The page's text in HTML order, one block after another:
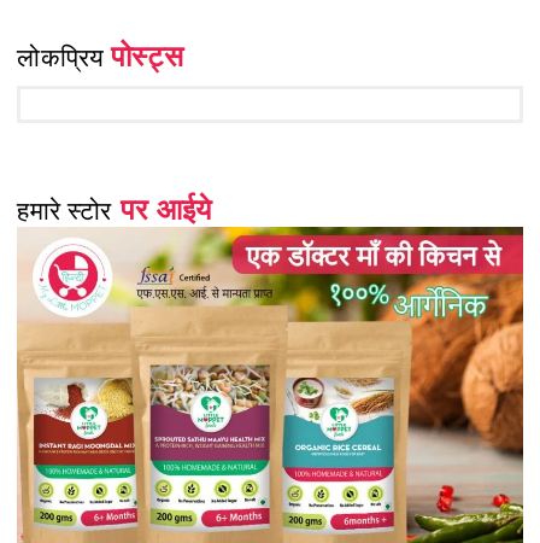
लोकप्रियपोस्ट्स
हमारे स्टोरपर आईये